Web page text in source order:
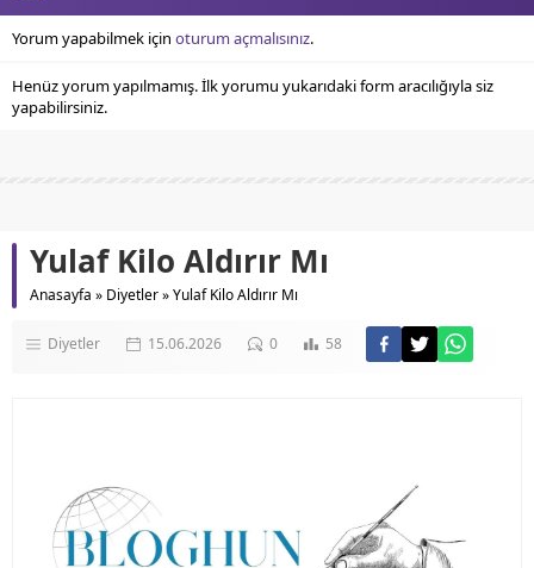
Yorum yapabilmek için oturum açmalısınız.
Henüz yorum yapılmamış. İlk yorumu yukarıdaki form aracılığıyla siz
yapabilirsiniz.
Yulaf Kilo Aldırır Mı
Anasayfa » Diyetler»Yulaf Kilo Aldırır Mı
Diyetler 15.06.2026 0 58